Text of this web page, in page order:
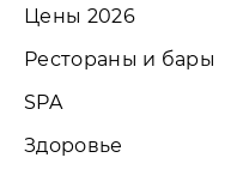
Цены 2026
Рестораны и бары
SPA
Здоровье